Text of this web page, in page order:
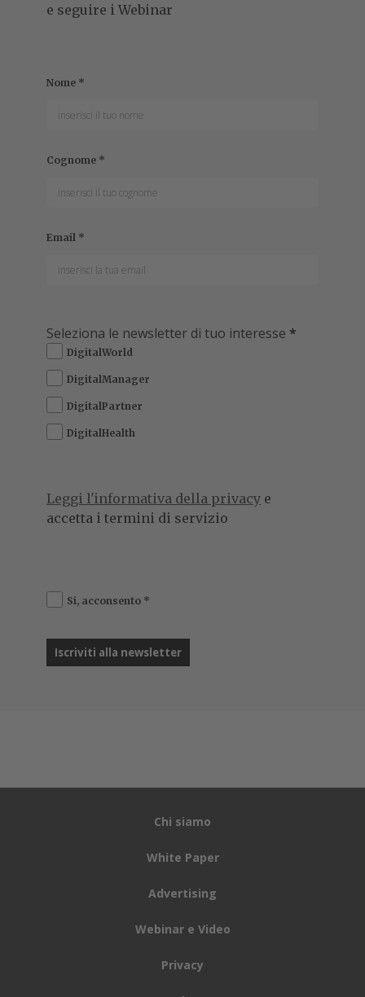
e seguire i Webinar
Nome *
Cognome *
Email *
Seleziona le newsletter di tuo interesse *
DigitalWorld
DigitalManager
DigitalPartner
DigitalHealth
Leggi l'informativa della privacy e
accetta i termini di servizio
Si, acconsento *
Chi siamo
White Paper
Advertising
Webinar e Video
Privacy